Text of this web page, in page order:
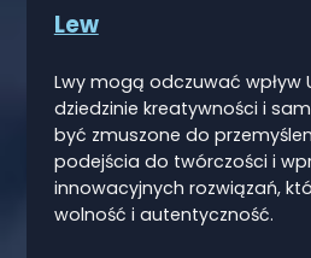
Lew
Lwy mogą odczuwać wpływ
dziedzinie kreatywności i
być zmuszone do
podejścia do twórczości i
innowacyjnych rozwiązań,
wolność i autentyczność.